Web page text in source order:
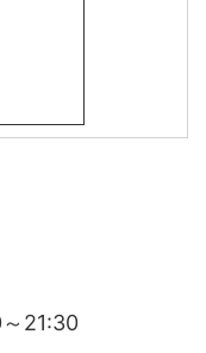
21:30